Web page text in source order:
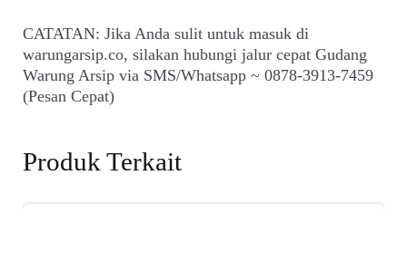
CATATAN: Jika Anda sulit untuk masuk di
warungarsip.co, silakan hubungi jalur cepat Gudang
Warung Arsip via SMS/Whatsapp ~ 0878-3913-7459
(Pesan Cepat)
Produk Terkait